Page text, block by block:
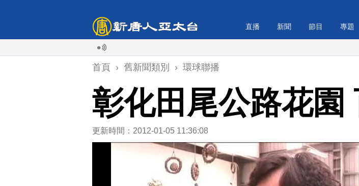
直播 新聞 節目 專題
首頁 › 舊新聞類別 › 環球聯播
彰化田尾公路花園
更新時間：2012-01-05 11:36:08